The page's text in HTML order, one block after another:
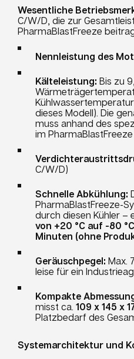
Wesentliche
C/W/D, die zur
PharmaBlastFreeze
Nennleistung des
Kälteleistung: Bis zu
dieses Modell). Die
muss anhand des
im
C/W/D)
Schnelle Abkühlung:
PharmaBlastFreeze-
durch diesen Kühler –
von +20 °C auf -80
Minuten (ohne
Geräuschpegel: Max.
leise für ein
Kompakte
misst ca. 109 x 145 x
Platzbedarf des
Systemarchitektur und